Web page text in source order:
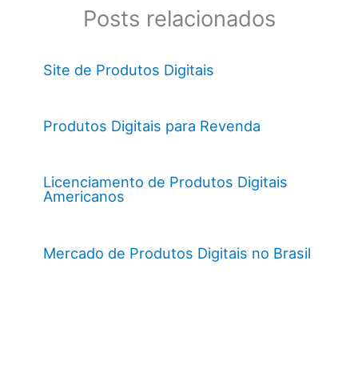
Posts relacionados
Site de Produtos Digitais
Produtos Digitais para Revenda
Licenciamento de Produtos Digitais
Americanos
Mercado de Produtos Digitais no Brasil